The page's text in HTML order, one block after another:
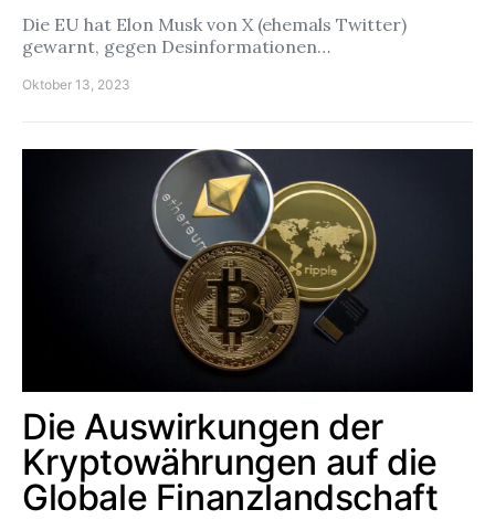
Die EU hat Elon Musk von X (ehemals Twitter)
gewarnt, gegen Desinformationen…
Oktober 13, 2023
Die Auswirkungen der
Kryptowährungen auf die
Globale Finanzlandschaft